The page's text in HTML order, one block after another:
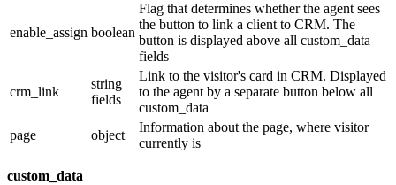
enable_assign boolean
Flag that determines whether the agent sees
the button to link a client to CRM. The
button is displayed above all custom_data
fields
crm_link
string
fields
Link to the visitor's card in CRM. Displayed
to the agent by a separate button below all
custom_data
page
object
Information about the page, where visitor
currently is
custom_data